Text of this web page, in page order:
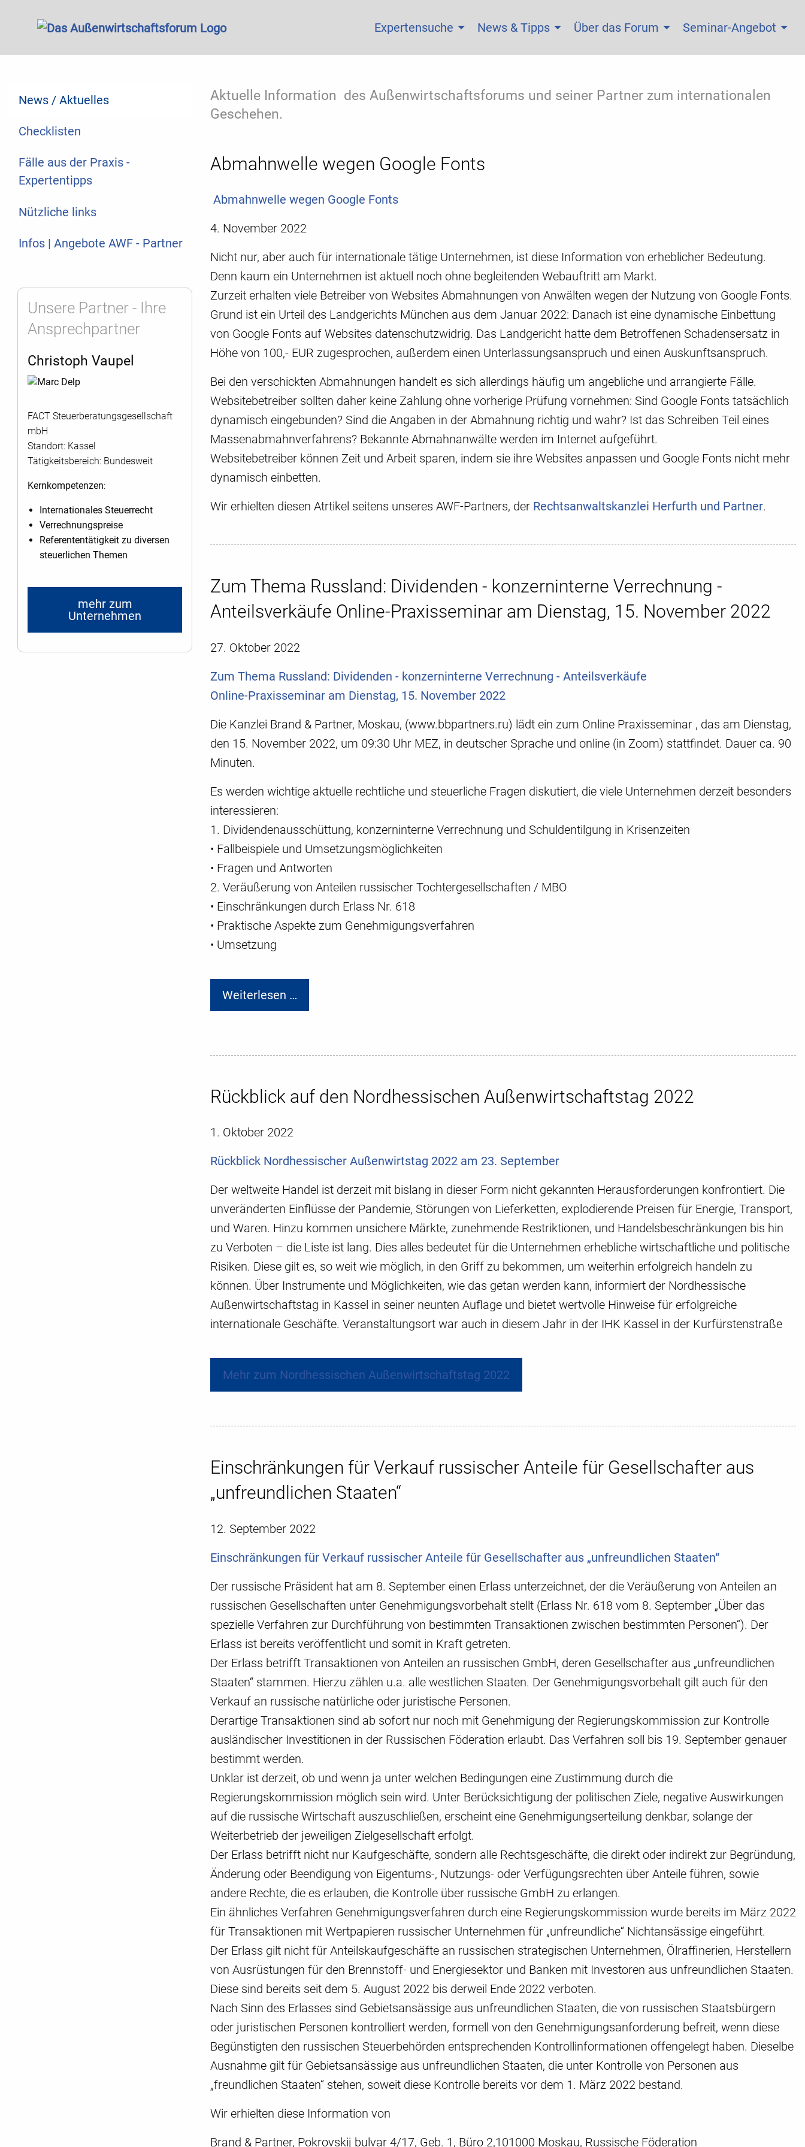
Expertensuche News & Tipps Über das Forum Seminar-Angebot
News / Aktuelles
Checklisten
Fälle aus der Praxis -
Expertentipps
Nützliche links
Infos | Angebote AWF - Partner
Unsere Partner - Ihre
Ansprechpartner
Christoph Vaupel
FACT Steuerberatungsgesellschaft
mbH
Standort: Kassel
Tätigkeitsbereich: Bundesweit
Kernkompetenzen:
Internationales Steuerrecht
Verrechnungspreise
Referententätigkeit zu diversen
steuerlichen Themen
mehr zum
Unternehmen
Aktuelle Information des Außenwirtschaftsforums und seiner Partner zum internationalen
Geschehen.
Abmahnwelle wegen Google Fonts
Abmahnwelle wegen Google Fonts
4. November 2022
Nicht nur, aber auch für internationale tätige Unternehmen, ist diese Information von erheblicher Bedeutung.
Denn kaum ein Unternehmen ist aktuell noch ohne begleitenden Webauftritt am Markt.
Zurzeit erhalten viele Betreiber von Websites Abmahnungen von Anwälten wegen der Nutzung von Google Fonts.
Grund ist ein Urteil des Landgerichts München aus dem Januar 2022: Danach ist eine dynamische Einbettung
von Google Fonts auf Websites datenschutzwidrig. Das Landgericht hatte dem Betroffenen Schadensersatz in
Höhe von 100,- EUR zugesprochen, außerdem einen Unterlassungsanspruch und einen Auskunftsanspruch.
Bei den verschickten Abmahnungen handelt es sich allerdings häufig um angebliche und arrangierte Fälle.
Websitebetreiber sollten daher keine Zahlung ohne vorherige Prüfung vornehmen: Sind Google Fonts tatsächlich
dynamisch eingebunden? Sind die Angaben in der Abmahnung richtig und wahr? Ist das Schreiben Teil eines
Massenabmahnverfahrens? Bekannte Abmahnanwälte werden im Internet aufgeführt.
Websitebetreiber können Zeit und Arbeit sparen, indem sie ihre Websites anpassen und Google Fonts nicht mehr
dynamisch einbetten.
Wir erhielten diesen Atrtikel seitens unseres AWF-Partners, der Rechtsanwaltskanzlei Herfurth und Partner.
Zum Thema Russland: Dividenden - konzerninterne Verrechnung -
Anteilsverkäufe Online-Praxisseminar am Dienstag, 15. November 2022
27. Oktober 2022
Zum Thema Russland: Dividenden - konzerninterne Verrechnung - Anteilsverkäufe
Online-Praxisseminar am Dienstag, 15. November 2022
Die Kanzlei Brand & Partner, Moskau, (www.bbpartners.ru) lädt ein zum Online Praxisseminar , das am Dienstag,
den 15. November 2022, um 09:30 Uhr MEZ, in deutscher Sprache und online (in Zoom) stattfindet. Dauer ca. 90
Minuten.
Es werden wichtige aktuelle rechtliche und steuerliche Fragen diskutiert, die viele Unternehmen derzeit besonders
interessieren:
1. Dividendenausschüttung, konzerninterne Verrechnung und Schuldentilgung in Krisenzeiten
• Fallbeispiele und Umsetzungsmöglichkeiten
• Fragen und Antworten
2. Veräußerung von Anteilen russischer Tochtergesellschaften / MBO
• Einschränkungen durch Erlass Nr. 618
• Praktische Aspekte zum Genehmigungsverfahren
• Umsetzung
Weiterlesen …
Rückblick auf den Nordhessischen Außenwirtschaftstag 2022
1. Oktober 2022
Rückblick Nordhessischer Außenwirtstag 2022 am 23. September
Der weltweite Handel ist derzeit mit bislang in dieser Form nicht gekannten Herausforderungen konfrontiert. Die
unveränderten Einflüsse der Pandemie, Störungen von Lieferketten, explodierende Preisen für Energie, Transport,
und Waren. Hinzu kommen unsichere Märkte, zunehmende Restriktionen, und Handelsbeschränkungen bis hin
zu Verboten – die Liste ist lang. Dies alles bedeutet für die Unternehmen erhebliche wirtschaftliche und politische
Risiken. Diese gilt es, so weit wie möglich, in den Griff zu bekommen, um weiterhin erfolgreich handeln zu
können. Über Instrumente und Möglichkeiten, wie das getan werden kann, informiert der Nordhessische
Außenwirtschaftstag in Kassel in seiner neunten Auflage und bietet wertvolle Hinweise für erfolgreiche
internationale Geschäfte. Veranstaltungsort war auch in diesem Jahr in der IHK Kassel in der Kurfürstenstraße
Mehr zum Nordhessischen Außenwirtschaftstag 2022
Einschränkungen für Verkauf russischer Anteile für Gesellschafter aus
„unfreundlichen Staaten“
12. September 2022
Einschränkungen für Verkauf russischer Anteile für Gesellschafter aus „unfreundlichen Staaten“
Der russische Präsident hat am 8. September einen Erlass unterzeichnet, der die Veräußerung von Anteilen an
russischen Gesellschaften unter Genehmigungsvorbehalt stellt (Erlass Nr. 618 vom 8. September „Über das
spezielle Verfahren zur Durchführung von bestimmten Transaktionen zwischen bestimmten Personen“). Der
Erlass ist bereits veröffentlicht und somit in Kraft getreten.
Der Erlass betrifft Transaktionen von Anteilen an russischen GmbH, deren Gesellschafter aus „unfreundlichen
Staaten“ stammen. Hierzu zählen u.a. alle westlichen Staaten. Der Genehmigungsvorbehalt gilt auch für den
Verkauf an russische natürliche oder juristische Personen.
Derartige Transaktionen sind ab sofort nur noch mit Genehmigung der Regierungskommission zur Kontrolle
ausländischer Investitionen in der Russischen Föderation erlaubt. Das Verfahren soll bis 19. September genauer
bestimmt werden.
Unklar ist derzeit, ob und wenn ja unter welchen Bedingungen eine Zustimmung durch die
Regierungskommission möglich sein wird. Unter Berücksichtigung der politischen Ziele, negative Auswirkungen
auf die russische Wirtschaft auszuschließen, erscheint eine Genehmigungserteilung denkbar, solange der
Weiterbetrieb der jeweiligen Zielgesellschaft erfolgt.
Der Erlass betrifft nicht nur Kaufgeschäfte, sondern alle Rechtsgeschäfte, die direkt oder indirekt zur Begründung,
Änderung oder Beendigung von Eigentums-, Nutzungs- oder Verfügungsrechten über Anteile führen, sowie
andere Rechte, die es erlauben, die Kontrolle über russische GmbH zu erlangen.
Ein ähnliches Verfahren Genehmigungsverfahren durch eine Regierungskommission wurde bereits im März 2022
für Transaktionen mit Wertpapieren russischer Unternehmen für „unfreundliche“ Nichtansässige eingeführt.
Der Erlass gilt nicht für Anteilskaufgeschäfte an russischen strategischen Unternehmen, Ölraffinerien, Herstellern
von Ausrüstungen für den Brennstoff- und Energiesektor und Banken mit Investoren aus unfreundlichen Staaten.
Diese sind bereits seit dem 5. August 2022 bis derweil Ende 2022 verboten.
Nach Sinn des Erlasses sind Gebietsansässige aus unfreundlichen Staaten, die von russischen Staatsbürgern
oder juristischen Personen kontrolliert werden, formell von den Genehmigungsanforderung befreit, wenn diese
Begünstigten den russischen Steuerbehörden entsprechenden Kontrollinformationen offengelegt haben. Dieselbe
Ausnahme gilt für Gebietsansässige aus unfreundlichen Staaten, die unter Kontrolle von Personen aus
„freundlichen Staaten“ stehen, soweit diese Kontrolle bereits vor dem 1. März 2022 bestand.
Wir erhielten diese Information von
Brand & Partner, Pokrovskij bulvar 4/17, Geb. 1, Büro 2,101000 Moskau, Russische Föderation